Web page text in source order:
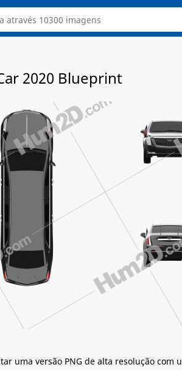
2020 Blueprint
uma versão PNG de alta resolução com